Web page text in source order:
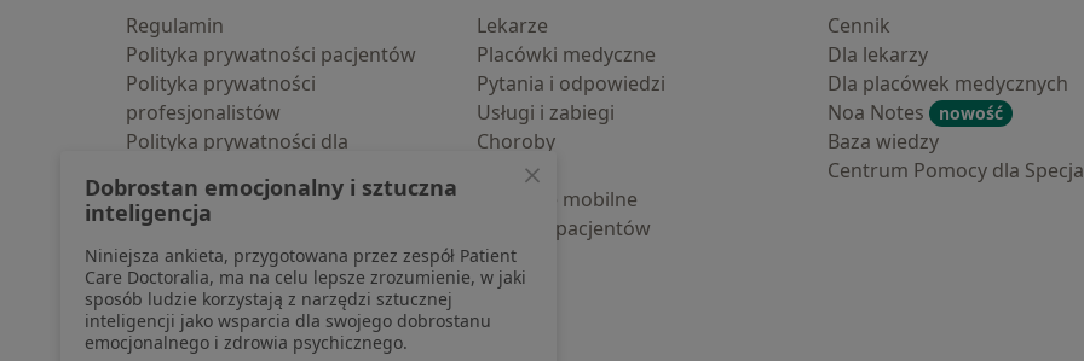
Regulamin
Polityka prywatności pacjentów
Polityka prywatności
profesjonalistów
Polityka prywatności dla
pozyskaliśmy samodzielnie
Polityka cookies
Jak działają wyniki wyszukiwania
Dostępność
O nas
Praca Rekrutujemy!
Lekarze
Placówki medyczne
Pytania i odpowiedzi
Usługi i zabiegi
Choroby
Pomoc
Aplikacje mobilne
Blog dla pacjentów
Cennik
Dla lekarzy
Dla placówek medycznych
Noa Notes
nowość
Baza wiedzy
Centrum Pomocy dla
Dobrostan emocjonalny i sztuczna
inteligencja
Niniejsza ankieta, przygotowana przez zespół Patient
Care Doctoralia, ma na celu lepsze zrozumienie, w jaki
sposób ludzie korzystają z narzędzi sztucznej
inteligencji jako wsparcia dla swojego dobrostanu
emocjonalnego i zdrowia psychicznego.